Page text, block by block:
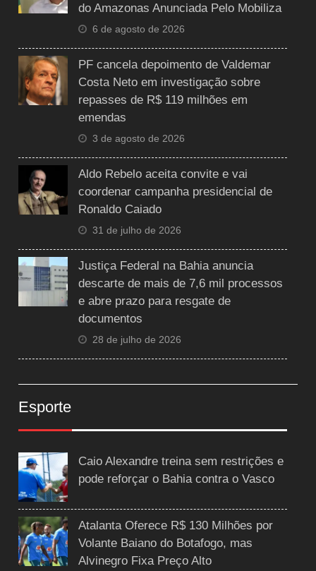
do Amazonas Anunciada Pelo Mobiliza
6 de agosto de 2026
PF cancela depoimento de Valdemar
Costa Neto em investigação sobre
repasses de R$ 119 milhões em
emendas
3 de agosto de 2026
Aldo Rebelo aceita convite e vai
coordenar campanha presidencial de
Ronaldo Caiado
31 de julho de 2026
Justiça Federal na Bahia anuncia
descarte de mais de 7,6 mil processos
e abre prazo para resgate de
documentos
28 de julho de 2026
Esporte
Caio Alexandre treina sem restrições e
pode reforçar o Bahia contra o Vasco
Atalanta Oferece R$ 130 Milhões por
Volante Baiano do Botafogo, mas
Alvinegro Fixa Preço Alto